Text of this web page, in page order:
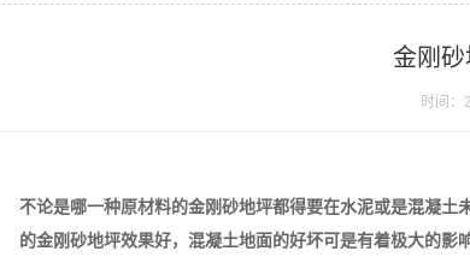
金刚
时间：
不论是哪一种原材料的金刚砂地坪都得要在水泥或是混凝
的金刚砂地坪效果好，混凝土地面的好坏可是有着极大的影